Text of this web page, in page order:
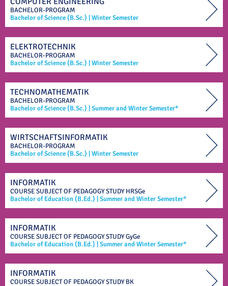
BACHELOR-PROGRAM
Bachelor of Science (B.Sc.)
Winter Semester
ELEKTROTECHNIK
BACHELOR-PROGRAM
Bachelor of Science (B.Sc.)
Winter Semester
TECHNOMATHEMATIK
BACHELOR-PROGRAM
Bachelor of Science (B.Sc.)
Summer and Winter Semester*
WIRTSCHAFTSINFORMATIK
BACHELOR-PROGRAM
Bachelor of Science (B.Sc.)
Winter Semester
INFORMATIK
COURSE SUBJECT OF PEDAGOGY STUDYHRSGe
Bachelor of Education (B.Ed.)
Summer and Winter Semester*
INFORMATIK
COURSE SUBJECT OF PEDAGOGY STUDYGyGe
Bachelor of Education (B.Ed.)
Summer and Winter Semester*
INFORMATIK
COURSE SUBJECT OF PEDAGOGY STUDYBK